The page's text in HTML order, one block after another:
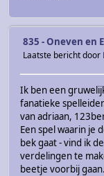
835 - Oneven en
Laatste bericht door
Ik ben een
fanatieke
van adriaan,
Een spel waarin je
bek gaat - vind ik
verdelingen te
beetje voorbij gaan.